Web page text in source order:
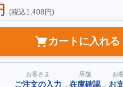
(税込1,408円)
カートに入れる
お客さま
ご注文の入力 →
店舗
在庫確認→
お
お